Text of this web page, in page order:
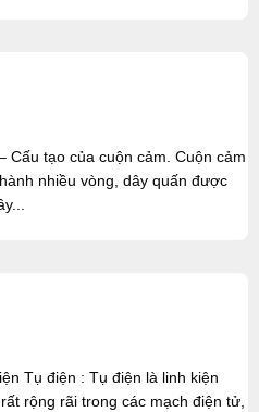
Cấu tạo của cuộn cảm. Cuộn cảm
nhiều vòng, dây quấn được
Tụ điện : Tụ điện là linh kiện
rộng rãi trong các mạch điện tử,